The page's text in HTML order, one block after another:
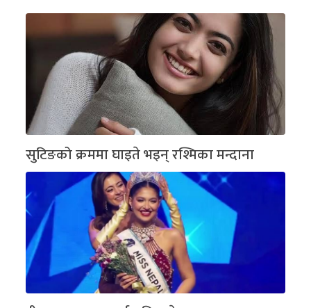
सुटिङको क्रममा घाइते भइन् रश्मिका मन्दाना